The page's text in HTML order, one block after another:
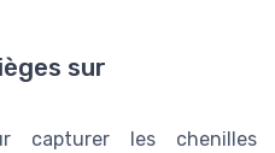
sur
capturer les chenilles